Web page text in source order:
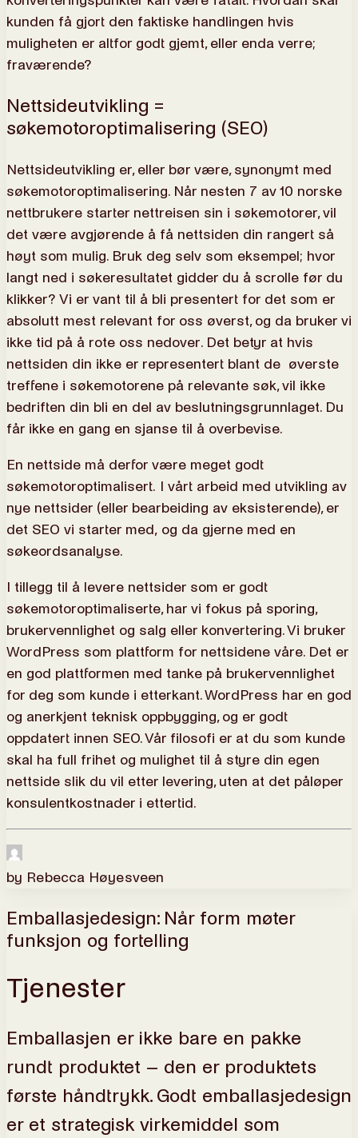
kunden få gjort den faktiske handlingen hvis
muligheten er altfor godt gjemt, eller enda verre;
fraværende?
Nettsideutvikling =
søkemotoroptimalisering (SEO)
Nettsideutvikling er, eller bør være, synonymt med
søkemotoroptimalisering. Når nesten 7 av 10 norske
nettbrukere starter nettreisen sin i søkemotorer, vil
det være avgjørende å få nettsiden din rangert så
høyt som mulig. Bruk deg selv som eksempel; hvor
langt ned i søkeresultatet gidder du å scrolle før du
klikker? Vi er vant til å bli presentert for det som er
absolutt mest relevant for oss øverst, og da bruker vi
ikke tid på å rote oss nedover. Det betyr at hvis
nettsiden din ikke er representert blant de øverste
treffene i søkemotorene på relevante søk, vil ikke
bedriften din bli en del av beslutningsgrunnlaget. Du
får ikke en gang en sjanse til å overbevise.
En nettside må derfor være meget godt
søkemotoroptimalisert. I vårt arbeid med utvikling av
nye nettsider (eller bearbeiding av eksisterende), er
det SEO vi starter med, og da gjerne med en
søkeordsanalyse.
I tillegg til å levere nettsider som er godt
søkemotoroptimaliserte, har vi fokus på sporing,
brukervennlighet og salg eller konvertering. Vi bruker
WordPress som plattform for nettsidene våre. Det er
en god plattformen med tanke på brukervennlighet
for deg som kunde i etterkant. WordPress har en god
og anerkjent teknisk oppbygging, og er godt
oppdatert innen SEO. Vår filosofi er at du som kunde
skal ha full frihet og mulighet til å styre din egen
nettside slik du vil etter levering, uten at det påløper
konsulentkostnader i ettertid.
by Rebecca Høyesveen
Emballasjedesign: Når form møter
funksjon og fortelling
Tjenester
Emballasjen er ikke bare en pakke
rundt produktet – den er produktets
første håndtrykk. Godt emballasjedesign
er et strategisk virkemiddel som